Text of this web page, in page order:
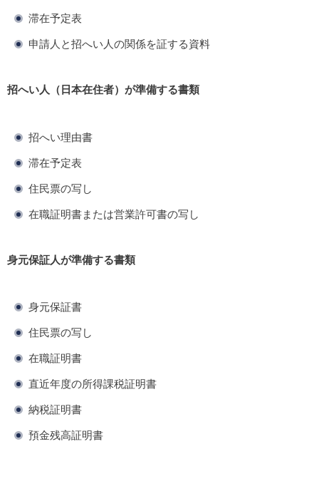
滞在予定表
申請人と招へい人の関係を証する資料
招へい人（日本在住者）が準備する書類
招へい理由書
滞在予定表
住民票の写し
在職証明書または営業許可書の写し
身元保証人が準備する書類
身元保証書
住民票の写し
在職証明書
直近年度の所得課税証明書
納税証明書
預金残高証明書